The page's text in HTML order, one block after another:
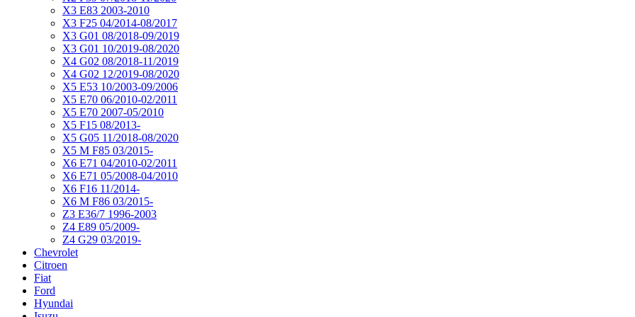
X3 E83 2003-2010
X3 F25 04/2014-08/2017
X3 G01 08/2018-09/2019
X3 G01 10/2019-08/2020
X4 G02 08/2018-11/2019
X4 G02 12/2019-08/2020
X5 E53 10/2003-09/2006
X5 E70 06/2010-02/2011
X5 E70 2007-05/2010
X5 F15 08/2013-
X5 G05 11/2018-08/2020
X5 M F85 03/2015-
X6 E71 04/2010-02/2011
X6 E71 05/2008-04/2010
X6 F16 11/2014-
X6 M F86 03/2015-
Z3 E36/7 1996-2003
Z4 E89 05/2009-
Z4 G29 03/2019-
Chevrolet
Citroen
Fiat
Ford
Hyundai